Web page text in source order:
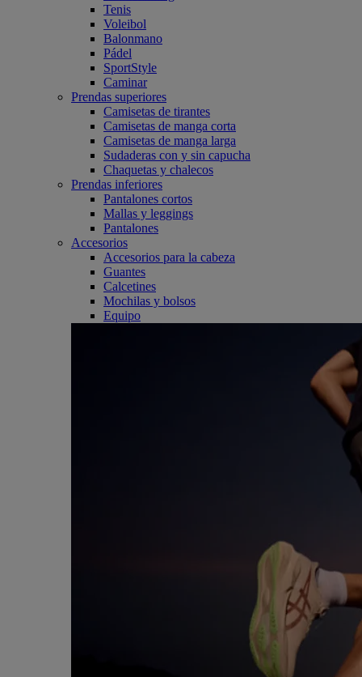
Tenis
Voleibol
Balonmano
Pádel
SportStyle
Caminar
Prendas superiores
Camisetas de tirantes
Camisetas de manga corta
Camisetas de manga larga
Sudaderas con y sin capucha
Chaquetas y chalecos
Prendas inferiores
Pantalones cortos
Mallas y leggings
Pantalones
Accesorios
Accesorios para la cabeza
Guantes
Calcetines
Mochilas y bolsos
Equipo